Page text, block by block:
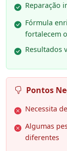
Reparação
Fórmula
fortalecem
Resultados
Pontos
Necessita
Algumas
diferentes